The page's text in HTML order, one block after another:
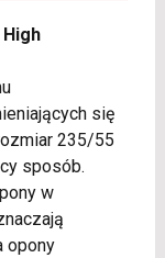
się
235/55
sposób.
w
opony